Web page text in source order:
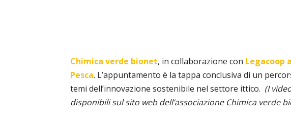
Chimica verde bionet, in collaborazione con Legacoop
Pesca. L’appuntamento è la tappa conclusiva di un
temi dell’innovazione sostenibile nel settore ittico. (I
disponibili sul sito web dell’associazione Chimica verde